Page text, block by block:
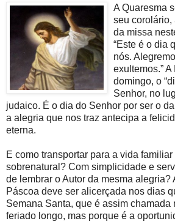
A Quaresma s
seu corolário,
da missa
“Este é o dia
nós.
exultemos.”
domingo, o
Senhor, no
judaico. É o dia do Senhor por ser o
a alegria que nos traz antecipa a
eterna.
E como transportar para a vida
sobrenatural? Com simplicidade e
de lembrar o Autor da mesma alegria?
Páscoa deve ser alicerçada nos dias
Semana Santa, que é assim chamada
feriado longo, mas porque é a